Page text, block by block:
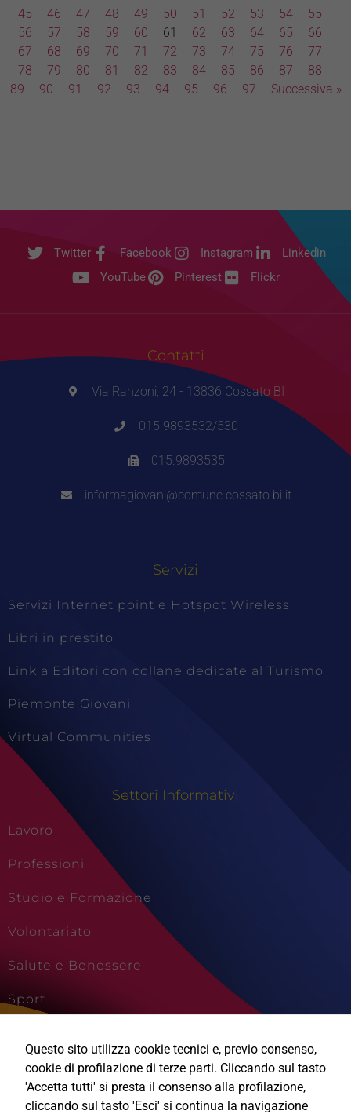
45
46 47 48 49 50 51 52 53 54
55
56
57 58 59 60 61 62 63 64 65
66
67
68 69 70 71 72 73 74 75 76
77
78
79 80 81 82 83 84 85 86 87
88
89
90 91 92 93 94 95 96 97 Successiva »
Twitter Facebook Instagram
Linkedin
YouTube
Pinterest Flickr
Contatti
Via Ranzoni, 24 - 13836 Cossato BI
015.9893532/530
015.9893535
informagiovani@comune.cossato.bi.it
Servizi
Servizi Internet point e Hotspot Wireless
Libri in prestito
Link a Editori con collane dedicate al Turismo
Piemonte Giovani
Virtual Communities
Settori Informativi
Lavoro
Professioni
Studio e Formazione
Volontariato
Salute e Benessere
Sport
Viaggi e Vacanze
Questo sito utilizza cookie tecnici e, previo consenso,
cookie di profilazione di terze parti. Cliccando sul tasto
'Accetta tutti' si presta il consenso alla profilazione,
cliccando sul tasto 'Esci' si continua la navigazione